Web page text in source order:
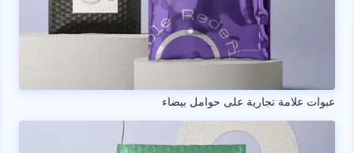
عبوات علامة تجارية على حوامل بيضاء